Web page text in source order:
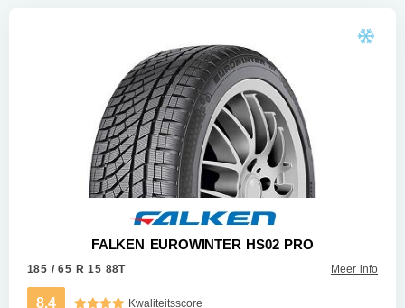
FALKEN EUROWINTER HS02 PRO
185 / 65 R 15 88T Meer info
8.4 Kwaliteitsscore